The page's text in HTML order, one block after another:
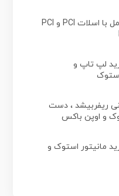
آشنایی کامل با اسلات PCI و PCI
لپ تاپ و
ریفربیشد ، دست
و اوپن باکس
مانیتور استوک و